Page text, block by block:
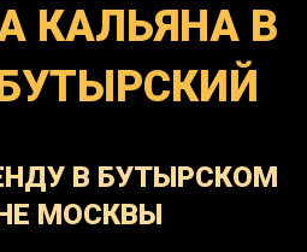
КАЛЬЯНА В
В БУТЫРСКОМ
МОСКВЫ